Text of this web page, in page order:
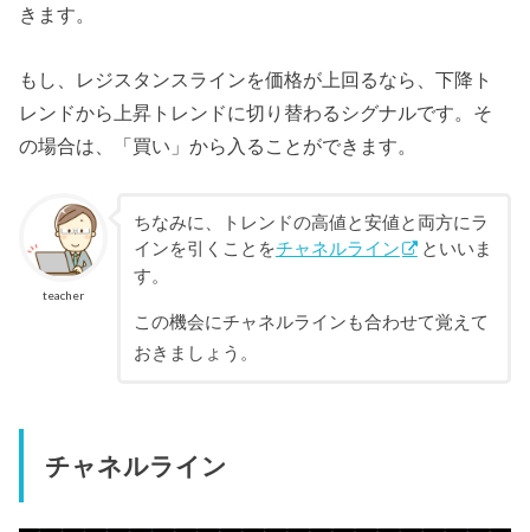
きます。
もし、レジスタンスラインを価格が上回るなら、下降ト
レンドから上昇トレンドに切り替わるシグナルです。そ
の場合は、「買い」から入ることができます。
teacher
ちなみに、トレンドの高値と安値と両方にラ
インを引くことをチャネルライン
といいま
す。
この機会にチャネルラインも合わせて覚えて
おきましょう。
チャネルライン